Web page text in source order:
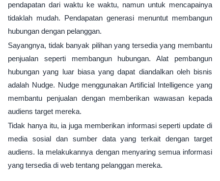
pendapatan dari waktu ke waktu, namun untuk mencapainya
tidaklah mudah. Pendapatan generasi menuntut membangun
hubungan dengan pelanggan.
Sayangnya, tidak banyak pilihan yang tersedia yang membantu
penjualan seperti membangun hubungan. Alat pembangun
hubungan yang luar biasa yang dapat diandalkan oleh bisnis
adalah Nudge. Nudge menggunakan Artificial Intelligence yang
membantu penjualan dengan memberikan wawasan kepada
audiens target mereka.
Tidak hanya itu, ia juga memberikan informasi seperti update di
media sosial dan sumber data yang terkait dengan target
audiens. Ia melakukannya dengan menyaring semua informasi
yang tersedia di web tentang pelanggan mereka.